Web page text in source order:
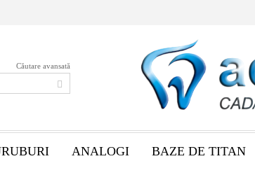
Căutare avansată
ANALOGI BAZE DE TITAN